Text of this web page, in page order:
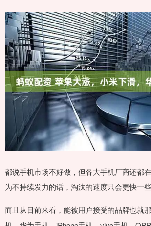
都说手机市场不好做，但各大手机厂商还都
为不持续发力的话，淘汰的速度只会更快一些
而且从目前来看，能被用户接受的品牌也就